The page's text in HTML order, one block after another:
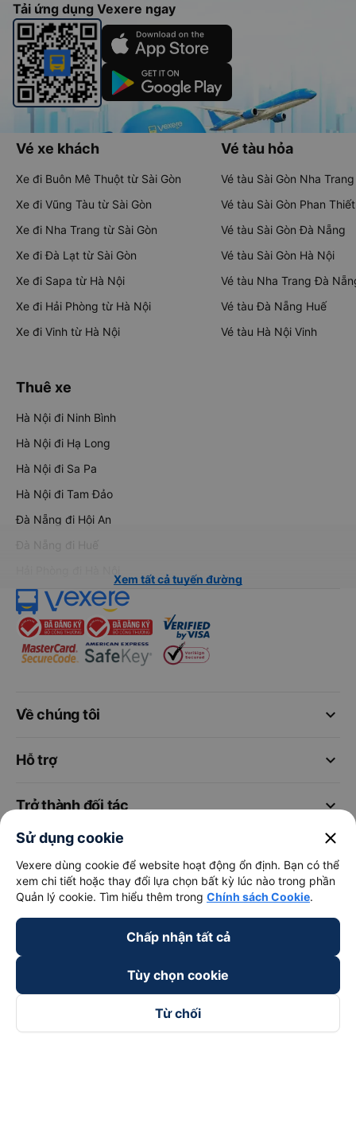
Tải ứng dụng Vexere ngay
Vé xe khách
Xe đi Buôn Mê Thuột từ Sài Gòn
Xe đi Vũng Tàu từ Sài Gòn
Xe đi Nha Trang từ Sài Gòn
Xe đi Đà Lạt từ Sài Gòn
Xe đi Sapa từ Hà Nội
Xe đi Hải Phòng từ Hà Nội
Xe đi Vinh từ Hà Nội
Vé tàu hỏa
Vé tàu Sài Gòn Nha Trang
Vé tàu Sài Gòn Phan Thiết
Vé tàu Sài Gòn Đà Nẵng
Vé tàu Sài Gòn Hà Nội
Vé tàu Nha Trang Đà
Vé tàu Đà Nẵng Huế
Vé tàu Hà Nội Vinh
Thuê xe
Hà Nội đi Ninh Bình
Hà Nội đi Hạ Long
Hà Nội đi Sa Pa
Hà Nội đi Tam Đảo
Đà Nẵng đi Hội An
Đà Nẵng đi Huế
Xem tất cả tuyến đường
keyboard_arrow_down
Về chúng tôi
keyboard_arrow_down
Hỗ trợ
keyboard_arrow_down
Trở thành đối tác
Đối tác thanh toán
Sử dụng cookie close
Vexere dùng cookie để website hoạt động ổn định. Bạn có thể
xem chi tiết hoặc thay đổi lựa chọn bất kỳ lúc nào trong phần
Quản lý cookie. Tìm hiểu thêm trong Chính sách Cookie.
Chấp nhận tất cả
Tùy chọn cookie
Từ chối